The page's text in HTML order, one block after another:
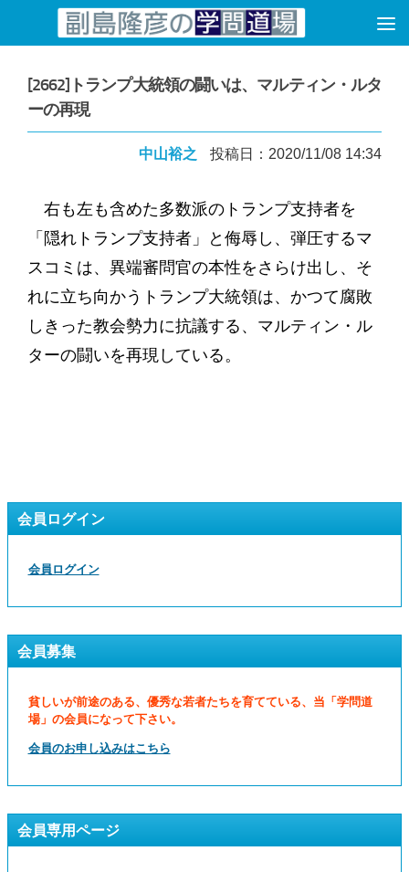
コンテンツへスキップ
[2662]トランプ大統領の闘いは、マルティン・ルタ
ーの再現
中山裕之 投稿日：2020/11/08 14:34
右も左も含めた多数派のトランプ支持者を
「隠れトランプ支持者」と侮辱し、弾圧するマ
スコミは、異端審問官の本性をさらけ出し、そ
れに立ち向かうトランプ大統領は、かつて腐敗
しきった教会勢力に抗議する、マルティン・ル
ターの闘いを再現している。
会員ログイン
会員ログイン
会員募集
貧しいが前途のある、優秀な若者たちを育てている、当「学問道
場」の会員になって下さい。
会員のお申し込みはこちら
会員専用ページ